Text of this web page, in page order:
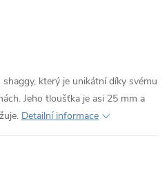
který je unikátní díky svému
Jeho tloušťka je asi 25 mm a
Detailní informace